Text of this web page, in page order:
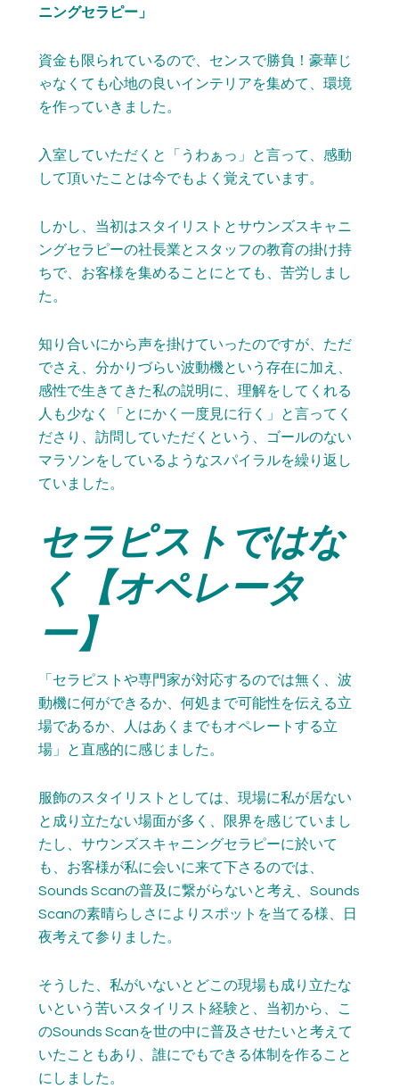
ニングセラピー」
資金も限られているので、センスで勝負！豪華じ
ゃなくても心地の良いインテリアを集めて、環境
を作っていきました。
入室していただくと「うわぁっ」と言って、感動
して頂いたことは今でもよく覚えています。
しかし、当初はスタイリストとサウンズスキャニ
ングセラピーの社長業とスタッフの教育の掛け持
ちで、お客様を集めることにとても、苦労しまし
た。
知り合いにから声を掛けていったのですが、ただ
でさえ、分かりづらい波動機という存在に加え、
感性で生きてきた私の説明に、理解をしてくれる
人も少なく「とにかく一度見に行く」と言ってく
ださり、訪問していただくという、ゴールのない
マラソンをしているようなスパイラルを繰り返し
ていました。
セラピストではな
く【オペレータ
ー】
「セラピストや専門家が対応するのでは無く、波
動機に何ができるか、何処まで可能性を伝える立
場であるか、人はあくまでもオペレートする立
場」と直感的に感じました。
服飾のスタイリストとしては、現場に私が居ない
と成り立たない場面が多く、限界を感じていまし
たし、サウンズスキャニングセラピーに於いて
も、お客様が私に会いに来て下さるのでは、
Sounds Scanの普及に繋がらないと考え、Sounds
Scanの素晴らしさによりスポットを当てる様、日
夜考えて参りました。
そうした、私がいないとどこの現場も成り立たな
いという苦いスタイリスト経験と、当初から、こ
のSounds Scanを世の中に普及させたいと考えて
いたこともあり、誰にでもできる体制を作ること
にしました。